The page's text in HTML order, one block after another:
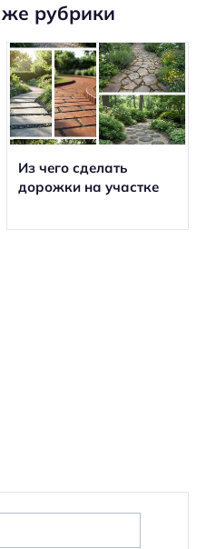
рубрики
Из чего сделать
дорожки на участке